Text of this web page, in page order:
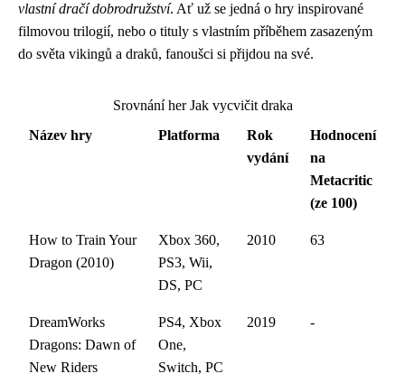
vlastní dračí dobrodružství. Ať už se jedná o hry inspirované
filmovou trilogií, nebo o tituly s vlastním příběhem zasazeným
do světa vikingů a draků, fanoušci si přijdou na své.
Srovnání her Jak vycvičit draka
Název hry
Platforma
Rok
vydání
Hodnocení
na
Metacritic
(ze 100)
How to Train Your
Dragon (2010)
Xbox 360,
PS3, Wii,
DS, PC
2010 63
DreamWorks
Dragons: Dawn of
New Riders
PS4, Xbox
One,
Switch, PC
2019 -